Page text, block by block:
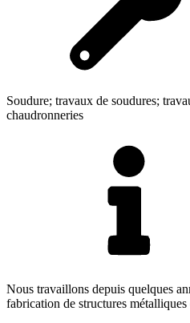
Soudure; travaux de soudures;
chaudronneries
Nous travaillons depuis quelques
fabrication de structures